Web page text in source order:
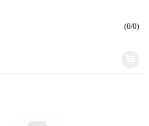
(0/0)